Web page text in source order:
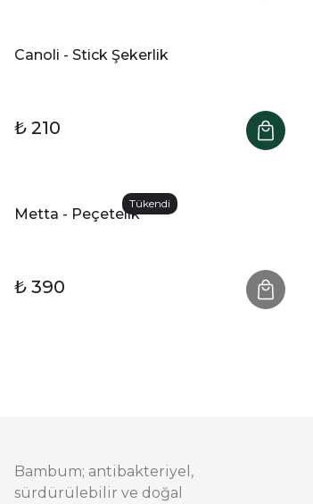
Canoli - Stick Şekerlik
₺ 210
Tükendi
Metta - Peçetelik
₺ 390
Bambum; antibakteriyel,
sürdürülebilir ve doğal